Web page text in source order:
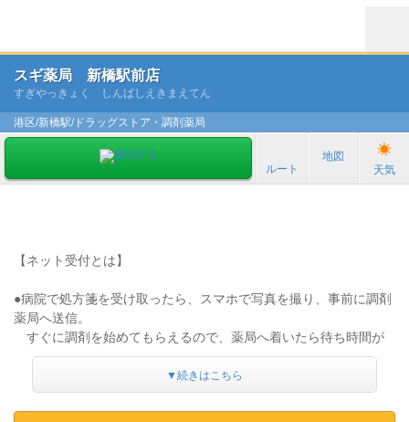
スギ薬局 新橋駅前店
すぎやっきょく しんばしえきまえてん
港区/新橋駅/ドラッグストア・調剤薬局
ルート
地図
天気
【ネット受付とは】
●病院で処方箋を受け取ったら、スマホで写真を撮り、事前に調剤
薬局へ送信。
すぐに調剤を始めてもらえるので、薬局へ着いたら待ち時間が
少なく受け取れます。
●薬局で薬が用意出来ると登録したメールアドレスに連絡が来るの
で時間を有効活用できます！
●画像なのでFAXより鮮明で処方内容が正確に薬局に送れます。
▼続きはこちら